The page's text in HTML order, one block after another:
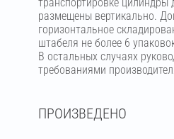
размещены вертикально.
горизонтальное
штабеля не более 6
В остальных случаях
требованиями
ПРОИЗВЕДЕНО